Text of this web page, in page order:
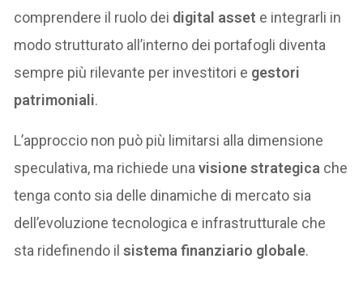
comprendere il ruolo dei digital asset e integrarli in
modo strutturato all’interno dei portafogli diventa
sempre più rilevante per investitori e gestori
patrimoniali.
L’approccio non può più limitarsi alla dimensione
speculativa, ma richiede unavisione strategica che
tenga conto sia delle dinamiche di mercato sia
dell’evoluzione tecnologica e infrastrutturale che
sta ridefinendo ilsistema finanziario globale.